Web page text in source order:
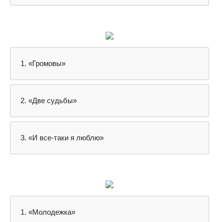
1. «Громовы»
2. «Две судьбы»
3. «И все-таки я люблю»
1. «Молодежка»